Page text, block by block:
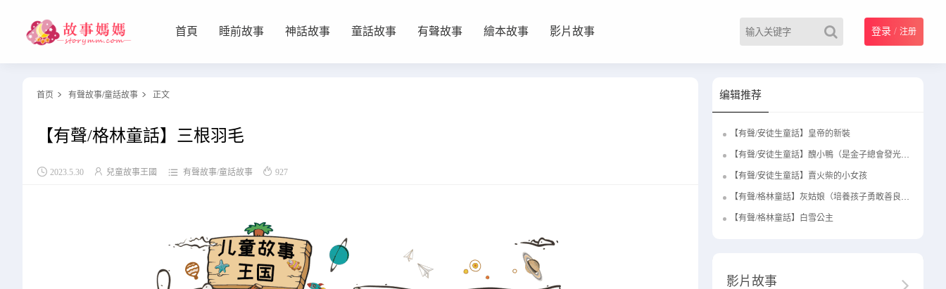
首頁 睡前故事 神話故事 童話故事 有聲故事 繪本故事 影片故事 登录 / 注册
设置菜单 查看教程
首页  有聲故事/童話故事  正文
【有聲/格林童話】三根羽毛
 2023.5.30  兒童故事王國  有聲故事/童話故事  927
编辑推荐
【有聲/安徒生童話】皇帝的新裝
【有聲/安徒生童話】醜小鴨（是金子總會發光的）
【有聲/安徒生童話】賣火柴的小女孩
【有聲/格林童話】灰姑娘（培養孩子勇敢善良的優秀品格）
【有聲/格林童話】白雪公主
影片故事